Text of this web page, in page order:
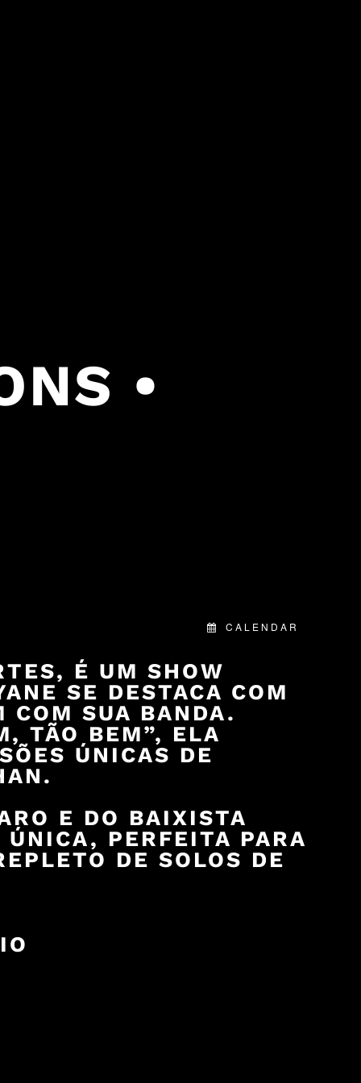
•
CALENDAR
É UM SHOW
SE DESTACA COM
COM SUA BANDA.
TÃO BEM”, ELA
ÚNICAS DE
E DO BAIXISTA
PERFEITA PARA
DE SOLOS DE